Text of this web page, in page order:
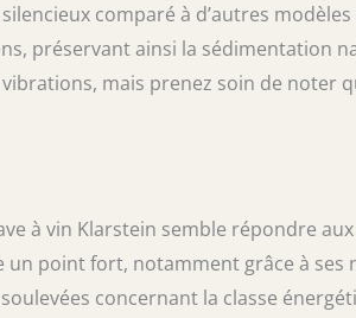
comparé à d’autres
préservant ainsi la sédimentation
mais prenez soin de noter
à vin Klarstein semble répondre
point fort, notamment grâce à ses
concernant la classe